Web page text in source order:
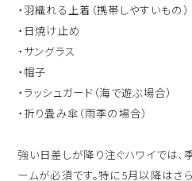
・羽織れる上着（携帯しやすいもの）
・日焼け止め
・サングラス
・帽子
・ラッシュガード（海で遊ぶ場合）
・折り畳み傘（雨季の場合）
強い日差しが降り注ぐハワイでは
ームが必須です。特に5月以降はさ